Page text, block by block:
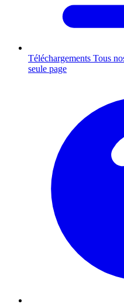
Téléchargements Tous
seule page